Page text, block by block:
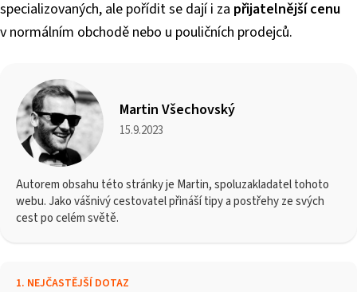
specializovaných, ale pořídit se dají i za přijatelnější cenu
v normálním obchodě nebo u pouličních prodejců.
Martin Všechovský
15.9.2023
Autorem obsahu této stránky je Martin, spoluzakladatel tohoto
webu. Jako vášnivý cestovatel přináší tipy a postřehy ze svých
cest po celém světě.
1. NEJČASTĚJŠÍ DOTAZ